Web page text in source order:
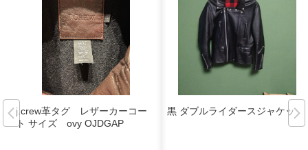
j.crew革タグ レザーカーコー
ト サイズ ovy OJDGAP
黒 ダブルライダースジャケット